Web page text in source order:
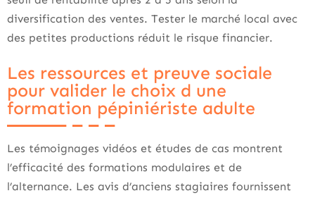
diversification des ventes. Tester le marché local avec
des petites productions réduit le risque financier.
Les ressources et preuve sociale
pour valider le choix d une
formation pépiniériste adulte
Les témoignages vidéos et études de cas montrent
l’efficacité des formations modulaires et de
l’alternance. Les avis d’anciens stagiaires fournissent